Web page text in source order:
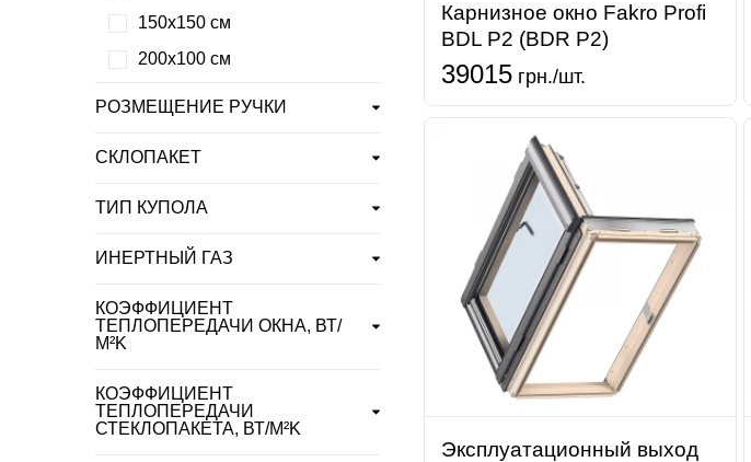
Карнизное окно Fakro Profi
BDL P2 (BDR P2)
39015 грн./шт.
Эксплуатационный выход
150х150 см
200х100 см
РОЗМЕЩЕНИЕ РУЧКИ
СКЛОПАКЕТ
ТИП КУПОЛА
ИНЕРТНЫЙ ГАЗ
КОЭФФИЦИЕНТ
ТЕПЛОПЕРЕДАЧИ ОКНА, ВТ/
М²K
КОЭФФИЦИЕНТ
ТЕПЛОПЕРЕДАЧИ
СТЕКЛОПАКЕТА, ВТ/М²K